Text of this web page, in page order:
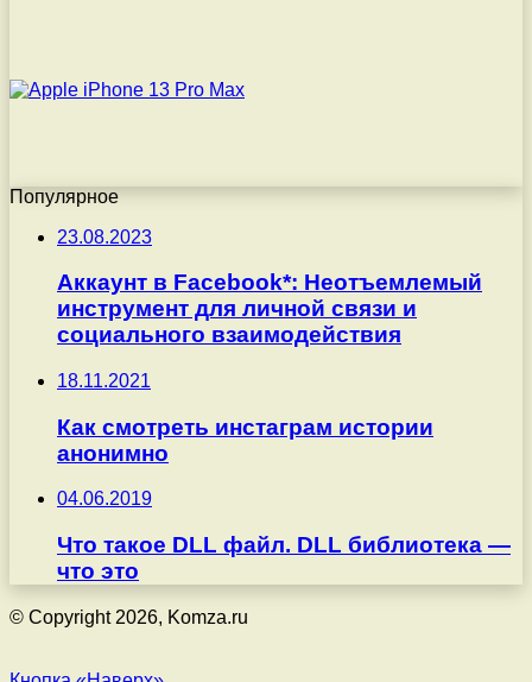
Популярное
23.08.2023
Аккаунт в Facebook*: Неотъемлемый
инструмент для личной связи и
социального взаимодействия
18.11.2021
Как смотреть инстаграм истории
анонимно
04.06.2019
Что такое DLL файл. DLL библиотека —
что это
© Copyright 2026, Komza.ru